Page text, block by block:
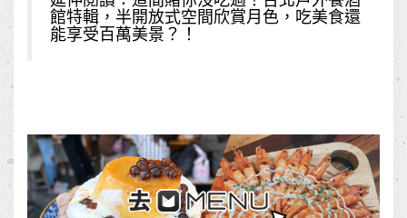
館特輯，半開放式空間欣賞月色，吃美食還
能享受百萬美景？！